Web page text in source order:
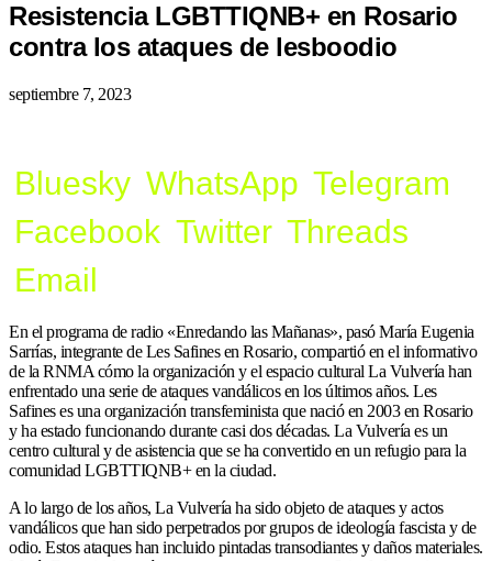
Resistencia LGBTTIQNB+ en Rosario
contra los ataques de lesboodio
septiembre 7, 2023
Bluesky WhatsApp Telegram
Facebook Twitter Threads
Email
En el programa de radio «Enredando las Mañanas», pasó María Eugenia
Sarrías, integrante de Les Safines en Rosario, compartió en el informativo
de la RNMA cómo la organización y el espacio cultural La Vulvería han
enfrentado una serie de ataques vandálicos en los últimos años. Les
Safines es una organización transfeminista que nació en 2003 en Rosario
y ha estado funcionando durante casi dos décadas. La Vulvería es un
centro cultural y de asistencia que se ha convertido en un refugio para la
comunidad LGBTTIQNB+ en la ciudad.
A lo largo de los años, La Vulvería ha sido objeto de ataques y actos
vandálicos que han sido perpetrados por grupos de ideología fascista y de
odio. Estos ataques han incluido pintadas transodiantes y daños materiales.